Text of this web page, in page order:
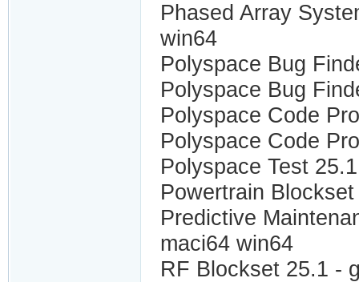
Phased Array
win64
Polyspace Bug
Polyspace Bug
Polyspace Code
Polyspace Code
Polyspace Test
Powertrain
Predictive
maci64 win64
RF Blockset 25.1 -